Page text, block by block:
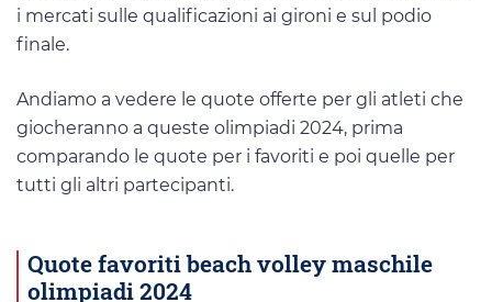
i mercati sulle qualificazioni ai gironi e sul podio
finale.
Andiamo a vedere le quote offerte per gli atleti che
giocheranno a queste olimpiadi 2024, prima
comparando le quote per i favoriti e poi quelle per
tutti gli altri partecipanti.
Quote favoriti beach volley maschile
olimpiadi 2024